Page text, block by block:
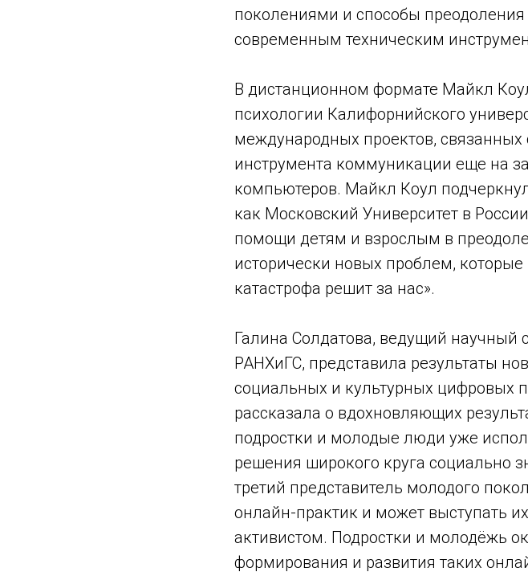
поколениями и способы преодоления
современным техническим
В дистанционном формате Майкл
психологии Калифорнийского
международных проектов,
инструмента коммуникации еще на
компьютеров. Майкл Коул
как Московский Университет в
помощи детям и взрослым в
исторически новых проблем,
катастрофа решит за нас».
Галина Солдатова, ведущий научный
РАНХиГС, представила результаты
социальных и культурных цифровых
рассказала о вдохновляющих
подростки и молодые люди уже
решения широкого круга
третий представитель молодого
онлайн-практик и может выступать
активистом. Подростки и молодёжь
формирования и развития таких